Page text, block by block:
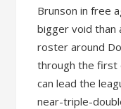
Brunson in free
bigger void than
roster around
through the first
can lead the
near-triple-